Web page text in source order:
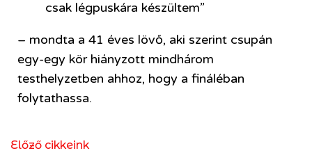
Előző cikkeink
csak légpuskára készültem”
– mondta a 41 éves lövő, aki szerint csupán
egy-egy kör hiányzott mindhárom
testhelyzetben ahhoz, hogy a fináléban
folytathassa.